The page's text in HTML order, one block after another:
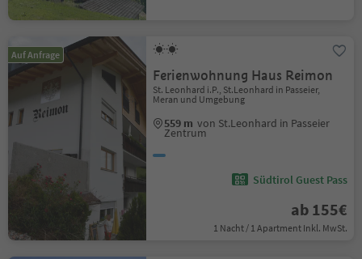
Auf Anfrage
Ferienwohnung Haus Reimon
St. Leonhard i.P., St.Leonhard in Passeier,
Meran und Umgebung
559 m von St.Leonhard in Passeier
Zentrum
Südtirol Guest Pass
ab 155€
1 Nacht / 1 Apartment Inkl. MwSt.